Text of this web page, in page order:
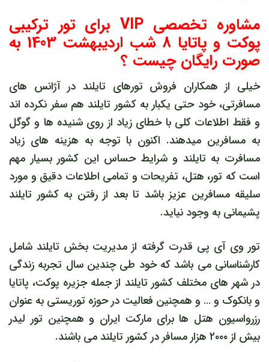
مشاوره تخصصی VIP برای تور ترکیبی
پوکت و پاتایا 8 شب اردیبهشت 1403 به
صورت رایگان چیست ؟
خیلی از همکاران فروش تورهای تایلند در آژانس های
مسافرتی، خود حتی یکبار به کشور تایلند هم سفر نکرده اند
و فقط اطلاعات کلی با خطای زیاد از روی شنیده ها و گوگل
به مسافرین میدهند. اکنون با توجه به هزینه های زیاد
مسافرت به تایلند و شرایط حساس این کشور بسیار مهم
است که تور، هتل، تفریحات و تمامی اطلاعات دقیق و مورد
سلیقه مسافرین عزیز باشد تا بعد از رفتن به کشور تایلند
پشیمانی به وجود نیاید.
تور وی آی پی قدرت گرفته از مدیریت بخش تایلند شامل
کارشناسانی می باشد که خود طی چندین سال تجربه زندگی
در شهر های مختلف کشور تایلند از جمله جزیره پوکت، پاتایا
و بانکوک و … و همچنین فعالیت در حوزه توریستی به عنوان
رزرواسیون هتل ها برای مارکت ایران و همچنین تور لیدر
بیش از ۲۰۰۰ هزار مسافر در کشور تایلند می باشند.